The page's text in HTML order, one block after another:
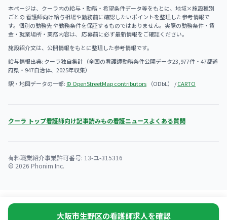
本ページは、クーラ内の給与・勤務・希望条件データ等をもとに、地域×施設種別
ごとの 看護師向け給与相場や勤務前に確認したいポイントを整理した参考情報で
す。個別の勤務先 や勤務条件を保証するものではありません。実際の勤務条件・賃
金・就業場所・業務内容は、 応募前に必ず最新情報をご確認ください。
施設紹介文は、公開情報をもとに整理した参考情報です。
給与情報出典: クーラ独自集計（全国の看護師勤務条件公開データ23,977件・47都道
府県・947自治体、2025年収集）
駅・地図データの一部: © OpenStreetMap contributors （ODbL） /CARTO
クーラ トップ看護師向け記事読みもの看護ニュースよくある質問
有料職業紹介事業許可番号: 13-ユ-315316
© 2026 Phonim Inc.
大阪市生野区の看護師求人を確認